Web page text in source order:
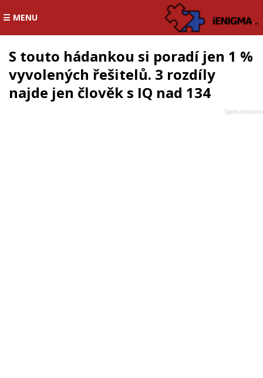
☰ MENU
S touto hádankou si poradí jen 1 %
vyvolených řešitelů. 3 rozdíly
najde jen člověk s IQ nad 134